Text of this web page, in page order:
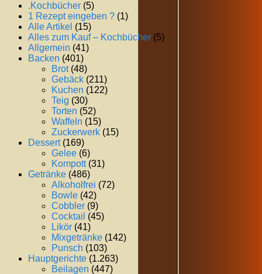
.Kochbücher (5)
1 Rezept eingeben ? (1)
Alle Artikel (15)
Alles zum Kauf – Kochbücher (5)
Allgemein (41)
Backen (401)
Brot(48)
Gebäck (211)
Kuchen (122)
Teig (30)
Torten (52)
Waffeln (15)
Zuckerwerk (15)
Dessert(169)
Gelee (6)
Kompott(31)
Getränke (486)
Alkoholfrei (72)
Bowle (42)
Cobbler (9)
Cocktail (45)
Likör (41)
Mixgetränke (142)
Punsch (103)
Hauptgerichte (1.263)
Beilagen (447)